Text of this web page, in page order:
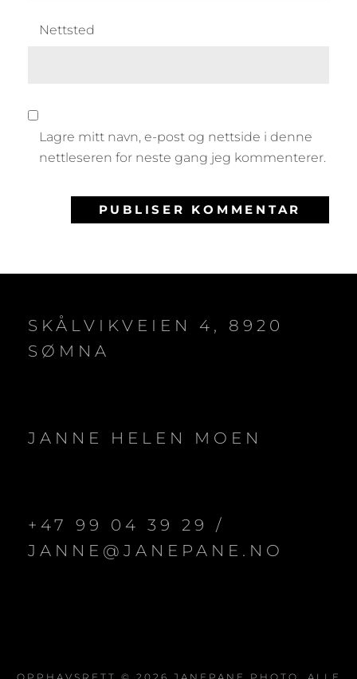
Nettsted
Lagre mitt navn, e-post og nettside i denne
nettleseren for neste gang jeg kommenterer.
SKÅLVIKVEIEN 4, 8920
SØMNA
JANNE HELEN MOEN
+47 99 04 39 29 /
JANNE@JANEPANE.NO